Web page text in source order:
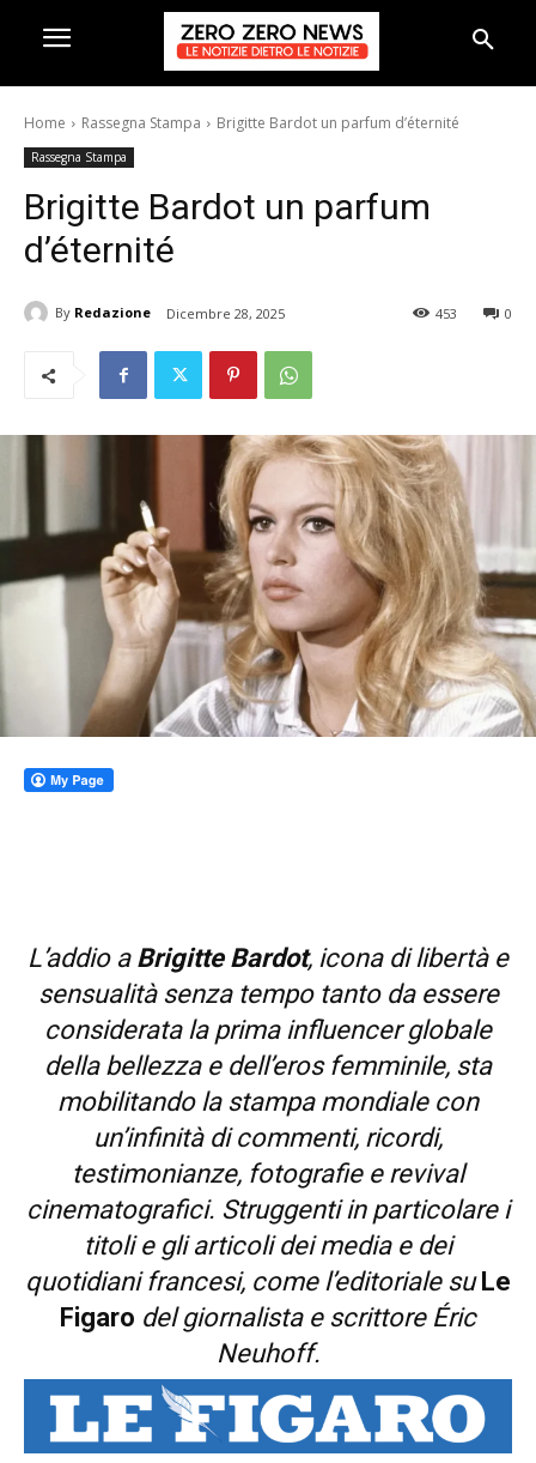
Home Rassegna Stampa Brigitte Bardot un parfum d’éternité
Rassegna Stampa
Brigitte Bardot un parfum
d’éternité
By Redazione Dicembre 28, 2025 0
453
L’addio a Brigitte Bardot, icona di libertà e
sensualità senza tempo tanto da essere
considerata la prima influencer globale
della bellezza e dell’eros femminile, sta
mobilitando la stampa mondiale con
un’infinità di commenti, ricordi,
testimonianze, fotografie e revival
cinematografici. Struggenti in particolare i
titoli e gli articoli dei media e dei
quotidiani francesi, come l’editoriale suLe
Figaro del giornalista e scrittore Éric
Neuhoff.